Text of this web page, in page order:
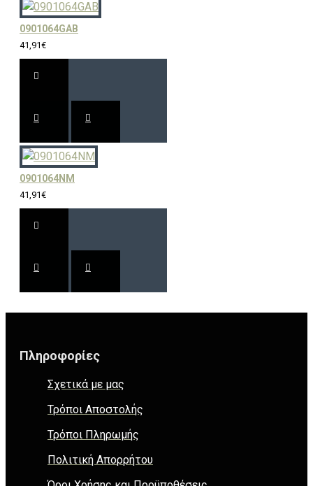
0901064GAB
41,91€
0901064NM
41,91€
Πληροφορίες
Σχετικά με μας
Τρόποι Αποστολής
Τρόποι Πληρωμής
Πολιτική Απορρήτου